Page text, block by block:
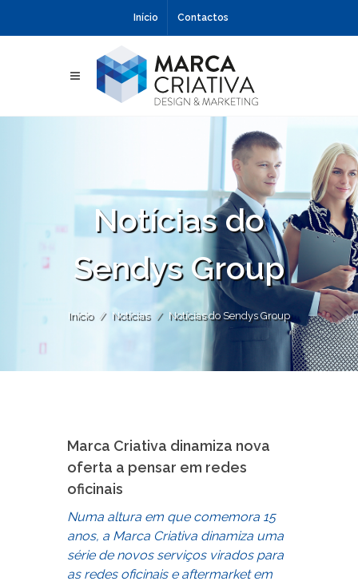
Início Contactos
Notícias do
Sendys Group
Início Notícias Notícias do Sendys Group
Marca Criativa dinamiza nova
oferta a pensar em redes
oficinais
Numa altura em que comemora 15
anos, a Marca Criativa dinamiza uma
série de novos serviços virados para
as redes oficinais e aftermarket em